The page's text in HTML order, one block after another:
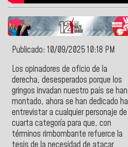
Publicado: 10/09/2025 10:18 PM
Los opinadores de oficio de la
derecha, desesperados porque los
gringos invadan nuestro país se han
montado, ahora se han dedicado ha
entrevistar a cualquier personaje de
cuarta categoría para que, con
términos rimbombante refuerce la